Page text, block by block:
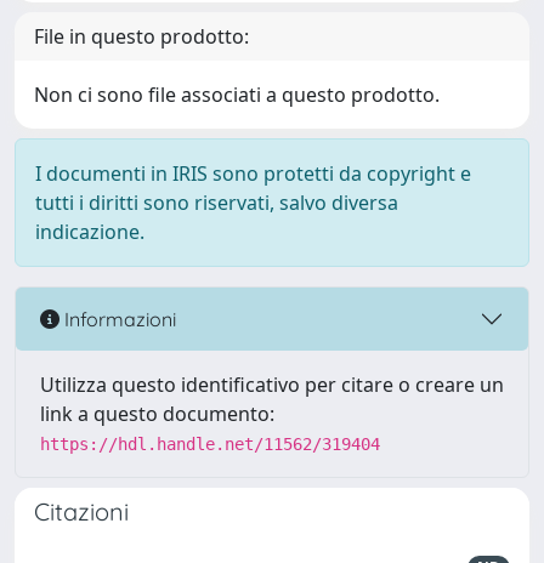
File in questo prodotto:
Non ci sono file associati a questo prodotto.
I documenti in IRIS sono protetti da copyright e
tutti i diritti sono riservati, salvo diversa
indicazione.
Informazioni
Utilizza questo identificativo per citare o creare un
link a questo documento:
https://hdl.handle.net/11562/319404
Citazioni